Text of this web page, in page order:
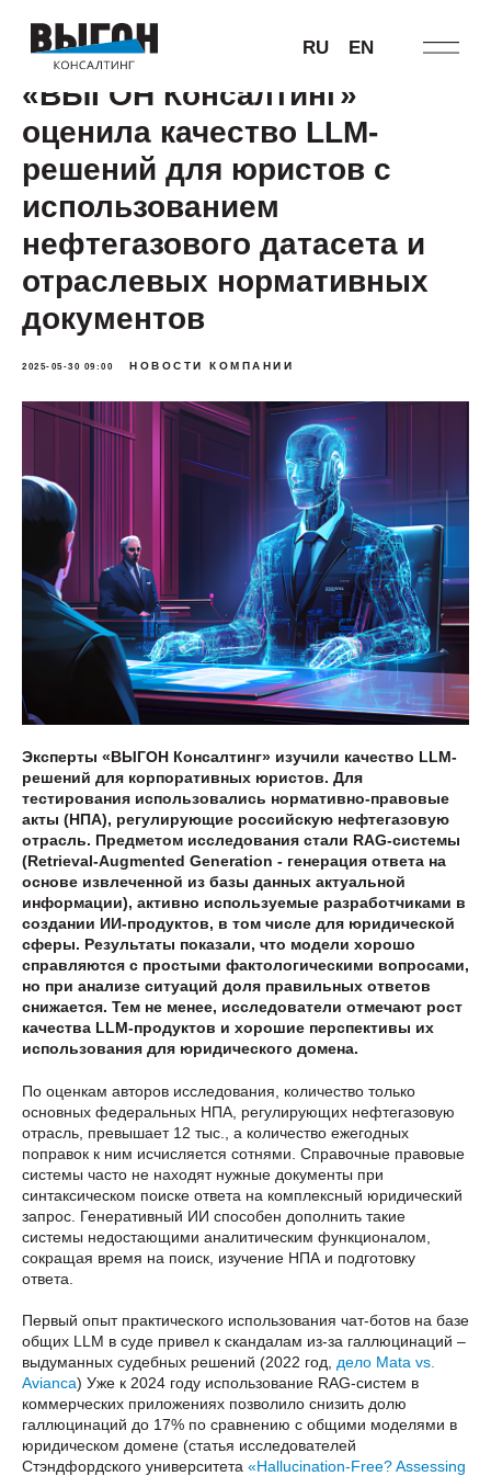
«ВЫГОН Консалтинг»
оценила качество LLM-
решений для юристов с
использованием
нефтегазового датасета и
отраслевых нормативных
документов
2025-05-30 09:00 НОВОСТИ КОМПАНИИ
Эксперты «ВЫГОН Консалтинг» изучили качество LLM-
решений для корпоративных юристов. Для
тестирования использовались нормативно-правовые
акты (НПА), регулирующие российскую нефтегазовую
отрасль. Предметом исследования стали RAG-системы
(Retrieval-Augmented Generation - генерация ответа на
основе извлеченной из базы данных актуальной
информации), активно используемые разработчиками в
создании ИИ-продуктов, в том числе для юридической
сферы. Результаты показали, что модели хорошо
справляются с простыми фактологическими вопросами,
но при анализе ситуаций доля правильных ответов
снижается. Тем не менее, исследователи отмечают рост
качества LLM-продуктов и хорошие перспективы их
использования для юридического домена.
По оценкам авторов исследования, количество только
основных федеральных НПА, регулирующих нефтегазовую
отрасль, превышает 12 тыс., а количество ежегодных
поправок к ним исчисляется сотнями. Справочные правовые
системы часто не находят нужные документы при
синтаксическом поиске ответа на комплексный юридический
запрос. Генеративный ИИ способен дополнить такие
системы недостающими аналитическим функционалом,
сокращая время на поиск, изучение НПА и подготовку
ответа.
Первый опыт практического использования чат-ботов на базе
общих LLM в суде привел к скандалам из-за галлюцинаций –
выдуманных судебных решений (2022 год, дело Mata vs.
Avianca) Уже к 2024 году использование RAG-систем в
коммерческих приложениях позволило снизить долю
галлюцинаций до 17% по сравнению с общими моделями в
юридическом домене (статья исследователей
Стэндфордского университета «Hallucination-Free? Assessing